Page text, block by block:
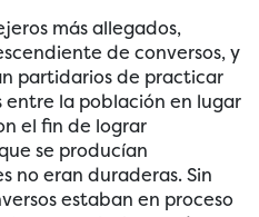
más allegados,
de conversos, y
partidarios de practicar
la población en lugar
el fin de lograr
se producían
no eran duraderas. Sin
estaban en proceso